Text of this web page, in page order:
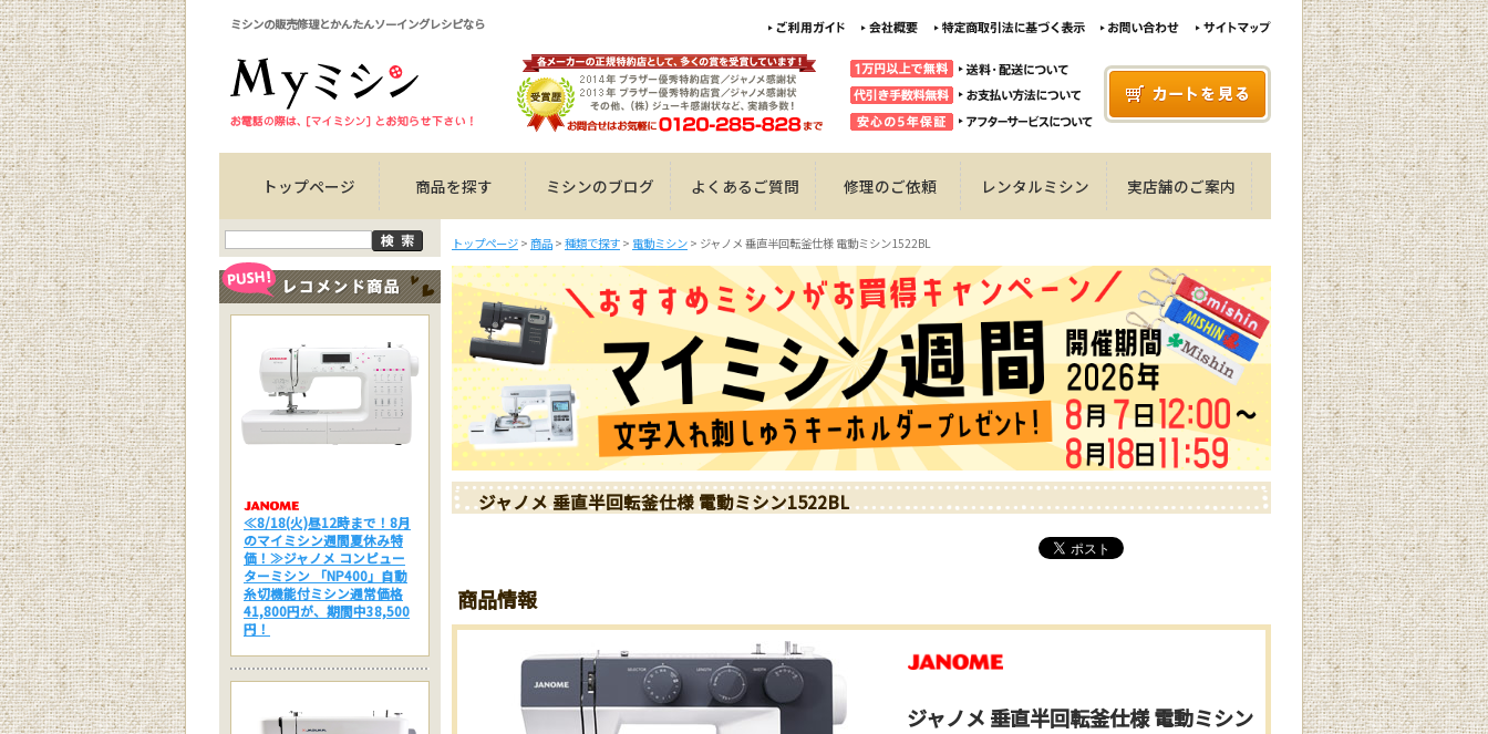
ミシンの販売修理とかんたんソーイングレシピなら
トップページ 商品を探す ミシンのブログ よくあるご質問 修理のご依頼 レンタルミシン 実店舗のご案内
トップページ > 商品 > 種類で探す > 電動ミシン > ジャノメ 垂直半回転釜仕様 電動ミシン1522BL
ジャノメ 垂直半回転釜仕様 電動ミシン1522BL
商品情報
ジャノメ 垂直半回転釜仕様 電動ミシン
≪8/18(火)昼12時まで！8月
のマイミシン週間夏休み特
価！≫ジャノメ コンピュー
ターミシン 「NP400」自動
糸切機能付ミシン通常価格
41,800円が、期間中38,500
円！